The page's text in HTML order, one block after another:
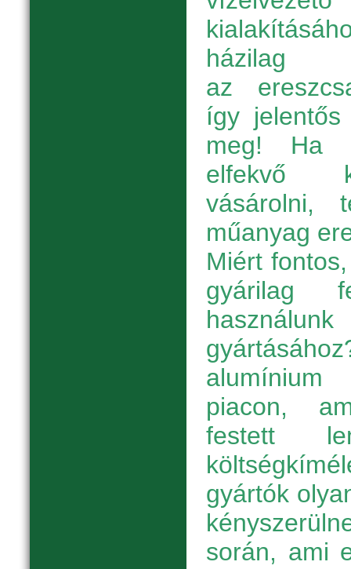
házilag
az
így jelentős
meg! Ha
elfekvő
vásárolni,
műanyag
Miért
gyárilag
piacon,
festett
gyártók
során, ami